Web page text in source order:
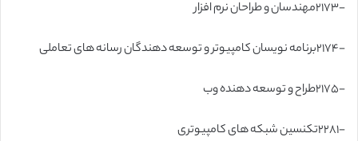
-۲۱۷۳مهندسان و طراحان نرم افزار
-۲۱۷۴برنامه نویسان کامپیوتر و توسعه دهندگان رسانه های تعاملی
-۲۱۷۵طراح و توسعه دهنده وب
-۲۲۸۱تکنسین شبکه های کامپیوتری